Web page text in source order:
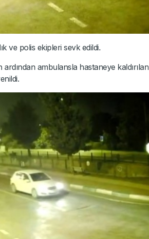
ve polis ekipleri sevk edildi.
ambulansla hastaneye kaldırılan